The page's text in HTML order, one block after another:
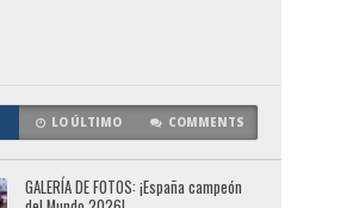
LO ÚLTIMO COMMENTS
GALERÍA DE FOTOS: ¡España campeón